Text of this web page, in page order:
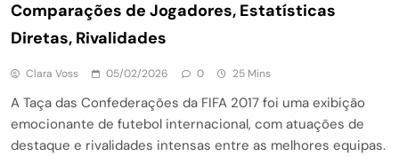
Comparações de Jogadores, Estatísticas
Diretas, Rivalidades
Clara Voss 05/02/2026 0 25 Mins
A Taça das Confederações da FIFA 2017 foi uma exibição
emocionante de futebol internacional, com atuações de
destaque e rivalidades intensas entre as melhores equipas.